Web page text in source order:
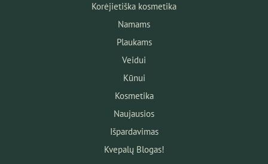
Korėjietiška kosmetika
Namams
Plaukams
Veidui
Kūnui
Kosmetika
Naujausios
Išpardavimas
Kvepalų Blogas!